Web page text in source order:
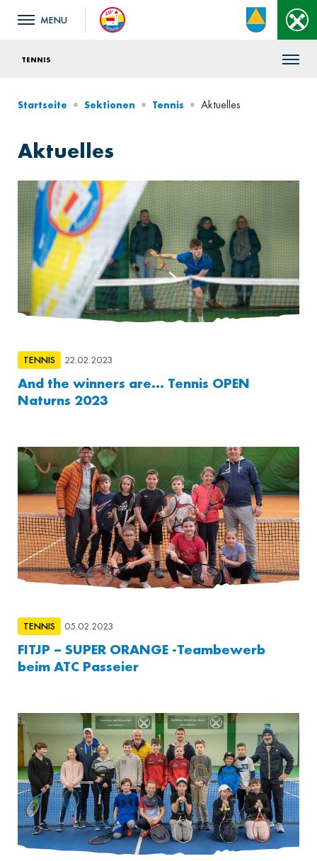
TENNIS
Startseite Sektionen Tennis Aktuelles
Aktuelles
TENNIS 22.02.2023
And the winners are... Tennis OPEN
Naturns 2023
TENNIS 05.02.2023
FITJP – SUPER ORANGE -Teambewerb
beim ATC Passeier